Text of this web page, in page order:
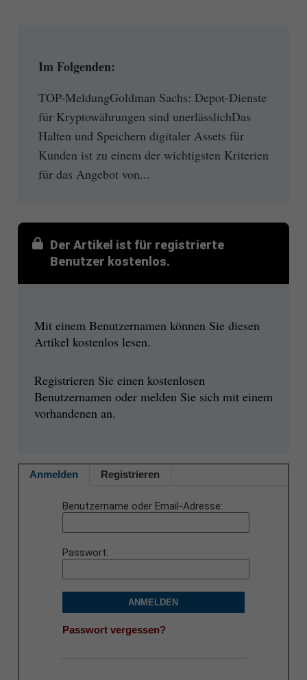
Im Folgenden:
TOP-MeldungGoldman Sachs: Depot-Dienste
für Kryptowährungen sind unerlässlichDas
Halten und Speichern digitaler Assets für
Kunden ist zu einem der wichtigsten Kriterien
für das Angebot von...
Der Artikel ist für registrierte
Benutzer kostenlos.
Mit einem Benutzernamen können Sie diesen
Artikel kostenlos lesen.
Registrieren Sie einen kostenlosen
Benutzernamen oder melden Sie sich mit einem
vorhandenen an.
Anmelden Registrieren
Benutzername oder Email-Adresse
Passwort
ANMELDEN
Passwort vergessen?